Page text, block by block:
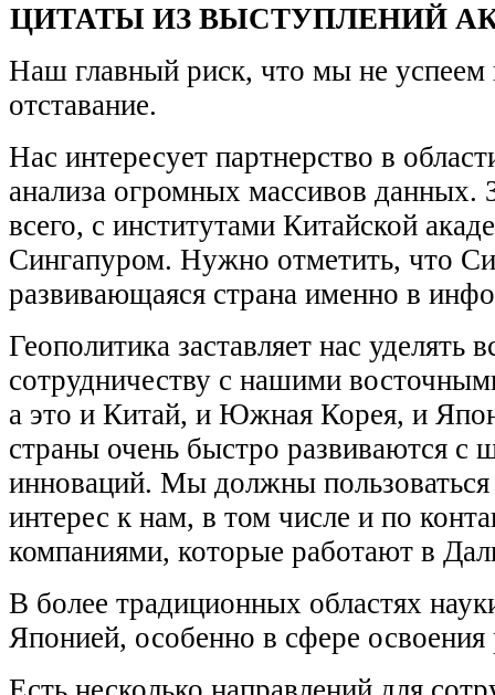
ЦИТАТЫ ИЗ ВЫСТУПЛЕНИЙ
Наш главный риск, что мы не успеем
отставание.
Нас интересует партнерство в
анализа огромных массивов
всего, с институтами Китайской
Сингапуром. Нужно отметить, что
развивающаяся страна именно в
Геополитика заставляет нас
сотрудничеству с нашими
а это и Китай, и Южная Корея, и
страны очень быстро развиваются
инноваций. Мы должны
интерес к нам, в том числе и по
компаниями, которые работают в
В более традиционных областях
Японией, особенно в сфере